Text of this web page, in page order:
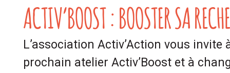
ACTIV’BOOST : BOOSTER SA
L’association Activ’Action vous
prochain atelier Activ’Boost et à